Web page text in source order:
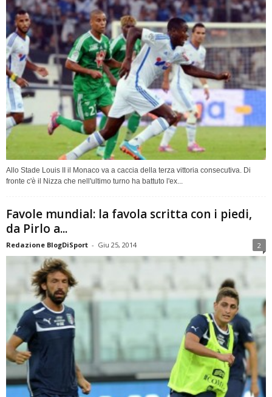
Allo Stade Louis II il Monaco va a caccia della terza vittoria consecutiva. Di
fronte c'è il Nizza che nell'ultimo turno ha battuto l'ex...
Favole mundial: la favola scritta con i piedi,
da Pirlo a...
Redazione BlogDiSport - Giu 25, 2014 2